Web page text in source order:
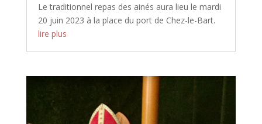
Le traditionnel repas des ainés aura lieu le mardi
20 juin 2023 à la place du port de Chez-le-Bart.
lire plus